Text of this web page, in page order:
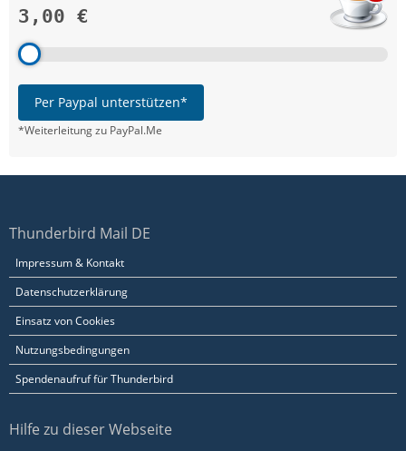
3,00 €
Per Paypal unterstützen*
*Weiterleitung zu PayPal.Me
Thunderbird Mail DE
Impressum & Kontakt
Datenschutzerklärung
Einsatz von Cookies
Nutzungsbedingungen
Spendenaufruf für Thunderbird
Hilfe zu dieser Webseite